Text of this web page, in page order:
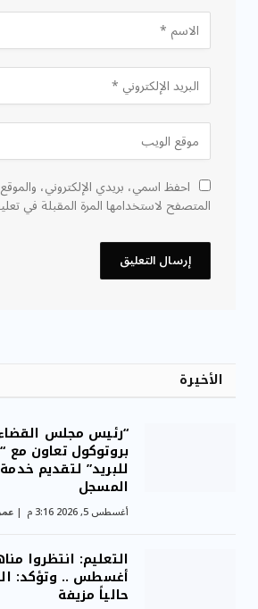
احفظ اسمي، بريدي الإلكتروني،
المتصفح لاستخدامها المرة المقبلة في
الأخيرة
“رئيس مجلس القضاء
بروتوكول تعاون مع
للبريد” لتقديم
المسجل
أغسطس 5, 2026 3:16 م
التعليم: انتظروا
أغسطس .. وتؤكد:
حالياً مزيفة